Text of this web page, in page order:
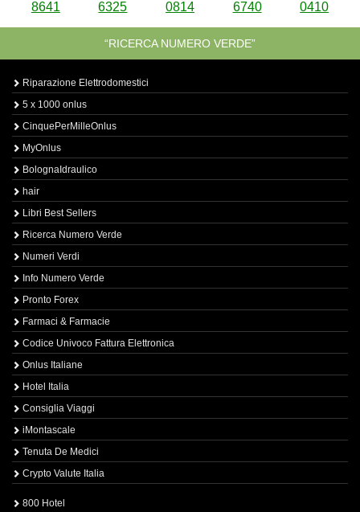
8641 6325 0814 6740 0410
“RICERCA NUMERO VERDE”
Riparazione Elettrodomestici
5 x 1000 onlus
CinquePerMilleOnlus
MyOnlus
BolognaIdraulico
hair
Libri Best Sellers
Ricerca Numero Verde
Numeri Verdi
Info Numero Verde
Pronto Forex
Farmaci & Farmacie
Codice Univoco Fattura Elettronica
Onlus Italiane
Hotel Italia
Consiglia Viaggi
iMontascale
Tenuta De Medici
Crypto Valute Italia
800 Hotel